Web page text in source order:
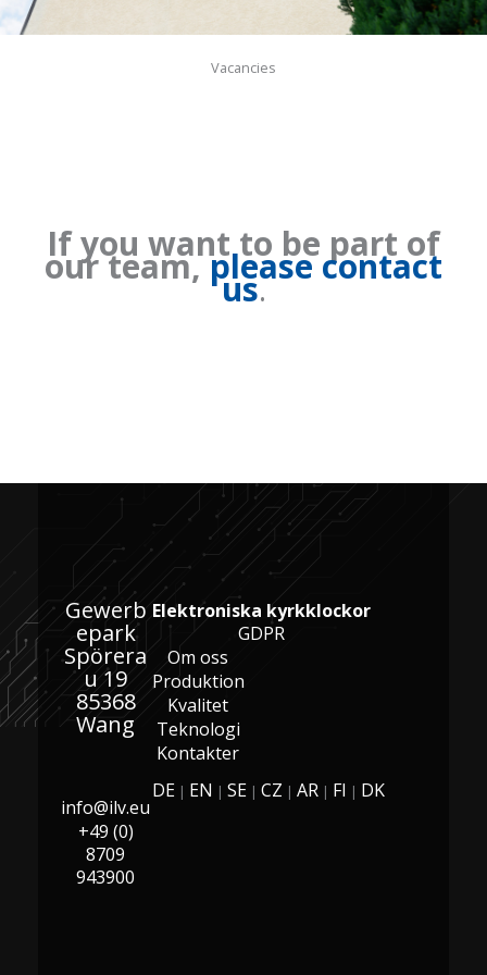
Vacancies
If you want to be part of
our team,please contact
us.
Gewerb
epark
Spörera
u 19
85368
Wang
info@ilv.eu
+49 (0)
8709
943900
Elektroniska kyrkklockor
GDPR
Om oss
Produktion
Kvalitet
Teknologi
Kontakter
DE| EN | SE| CZ | AR| FI | DK